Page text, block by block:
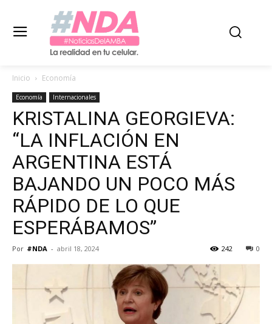
Inicio Economía
Economía Internacionales
KRISTALINA GEORGIEVA:
“LA INFLACIÓN EN
ARGENTINA ESTÁ
BAJANDO UN POCO MÁS
RÁPIDO DE LO QUE
ESPERÁBAMOS”
Por #NDA - abril 18, 2024 0
242